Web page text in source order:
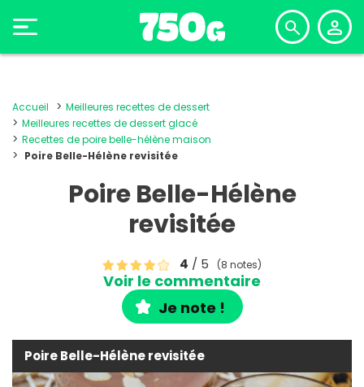
Accueil
Meilleures recettes de dessert
Meilleures recettes de dessert glacé
Recettes de poire belle-hélène maison
Poire Belle-Hélène revisitée
Poire Belle-Hélène
revisitée
4 / 5 (8 notes)
Voir le commentaire
Je note !
Poire Belle-Hélène revisitée